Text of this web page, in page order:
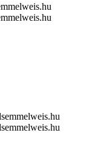
semmelweis.hu
semmelweis.hu